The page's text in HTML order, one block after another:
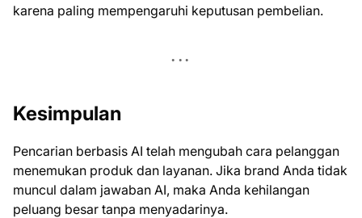
karena paling mempengaruhi keputusan pembelian.
Kesimpulan
Pencarian berbasis AI telah mengubah cara pelanggan
menemukan produk dan layanan. Jika brand Anda tidak
muncul dalam jawaban AI, maka Anda kehilangan
peluang besar tanpa menyadarinya.